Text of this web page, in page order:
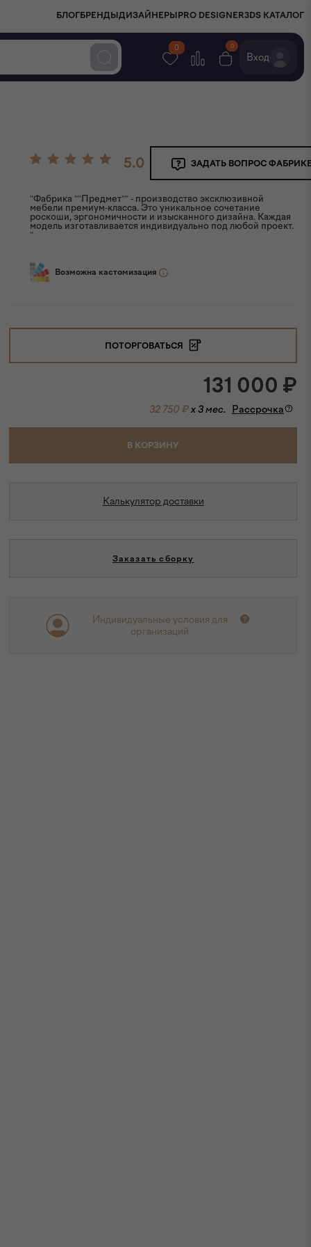
БЛОГ БРЕНДЫ ДИЗАЙНЕРЫ PRO DESIGNER3DS КАТАЛОГ
0 0
Вход
5.0 ЗАДАТЬ ВОПРОС
"Фабрика ""Предмет"" - производство эксклюзивной
мебели премиум-класса. Это уникальное сочетание
роскоши, эргономичности и изысканного дизайна. Каждая
модель изготавливается индивидуально под любой проект.
"
Возможна кастомизация
ПОТОРГОВАТЬСЯ
131 000 ₽
32 750 ₽x 3 мес. Рассрочка
В КОРЗИНУ
Калькулятор доставки
Заказать сборку
Индивидуальные условия для
организаций